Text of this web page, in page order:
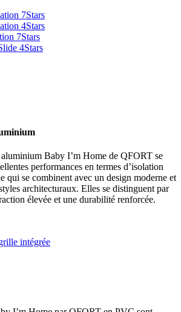
7Stars
4Stars
7Stars
4Stars
aluminium Baby I’m Home de QFORT se
performances en termes d’isolation
qui se combinent avec un design moderne et
architecturaux. Elles se distinguent par
élevée et une durabilité renforcée.
intégrée